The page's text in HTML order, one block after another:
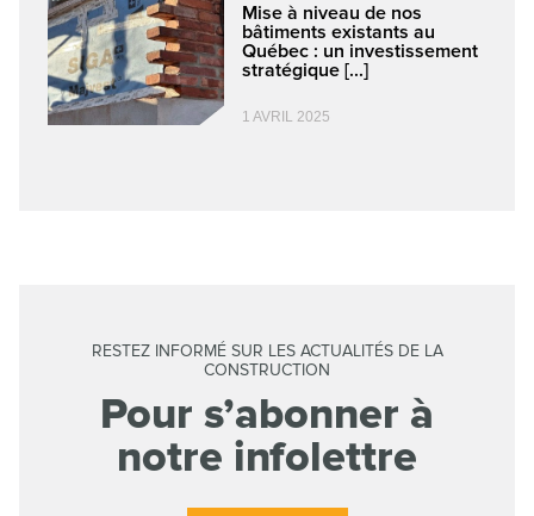
Mise à niveau de nos
bâtiments existants au
Québec : un investissement
stratégique [...]
1 AVRIL 2025
RESTEZ INFORMÉ SUR LES ACTUALITÉS DE LA
CONSTRUCTION
Pour s’abonner à
notre infolettre